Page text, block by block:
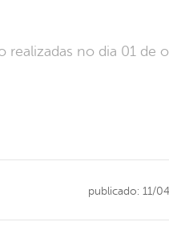
realizadas no dia 01
publicado: 11/